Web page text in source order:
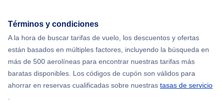
Términos y condiciones
A la hora de buscar tarifas de vuelo, los descuentos y ofertas
están basados en múltiples factores, incluyendo la búsqueda en
más de 500 aerolíneas para encontrar nuestras tarifas más
baratas disponibles. Los códigos de cupón son válidos para
ahorrar en reservas cualificadas sobre nuestras tasas de servicio
.